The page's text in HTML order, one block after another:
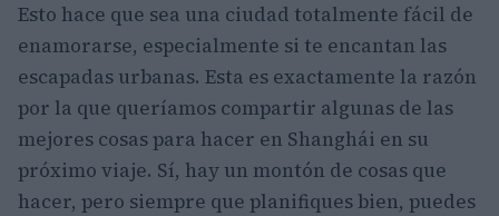
Esto hace que sea una ciudad totalmente fácil de
enamorarse, especialmente si te encantan las
escapadas urbanas. Esta es exactamente la razón
por la que queríamos compartir algunas de las
mejores cosas para hacer en Shanghái en su
próximo viaje. Sí, hay un montón de cosas que
hacer, pero siempre que planifiques bien, puedes